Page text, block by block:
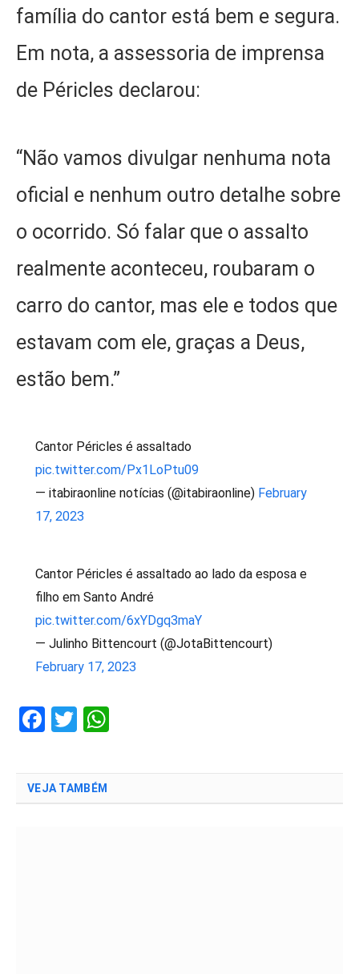
família do cantor está bem e segura.
Em nota, a assessoria de imprensa
de Péricles declarou:
“Não vamos divulgar nenhuma nota
oficial e nenhum outro detalhe sobre
o ocorrido. Só falar que o assalto
realmente aconteceu, roubaram o
carro do cantor, mas ele e todos que
estavam com ele, graças a Deus,
estão bem.”
Cantor Péricles é assaltado
pic.twitter.com/Px1LoPtu09
— itabiraonline notícias (@itabiraonline) February
17, 2023
Cantor Péricles é assaltado ao lado da esposa e
filho em Santo André
pic.twitter.com/6xYDgq3maY
— Julinho Bittencourt (@JotaBittencourt)
February 17, 2023
Facebook
Twitter
VEJA TAMBÉM